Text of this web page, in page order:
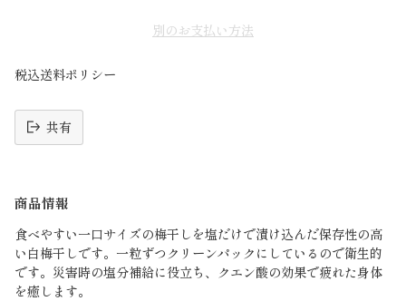
別のお支払い方法
税込送料ポリシー
共有
み
込
み
中
商品情報
食べやすい一口サイズの梅干しを塩だけで漬け込んだ保存性の高
い白梅干しです。一粒ずつクリーンパックにしているので衛生的
です。災害時の塩分補給に役立ち、クエン酸の効果で疲れた身体
を癒します。